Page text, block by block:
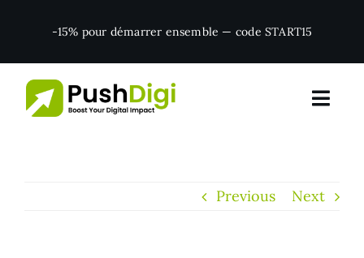
content
-15% pour démarrer ensemble — code START15
Previous Next